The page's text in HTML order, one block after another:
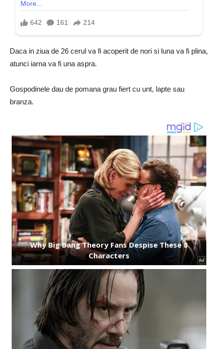
Daca in ziua de 26 cerul va fi acoperit de nori si luna va fi plina,
atunci iarna va fi una aspra.
Gospodinele dau de pomana grau fiert cu unt, lapte sau
branza.